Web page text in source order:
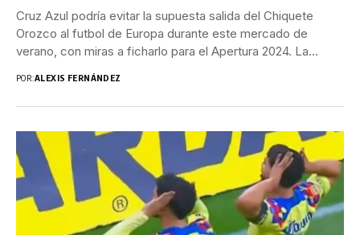
Cruz Azul podría evitar la supuesta salida del Chiquete
Orozco al futbol de Europa durante este mercado de
verano, con miras a ficharlo para el Apertura 2024. La
POR:ALEXIS FERNÁNDEZ